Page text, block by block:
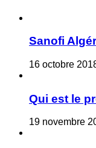
Sanofi
16 octobre
Qui est le
19 novembre